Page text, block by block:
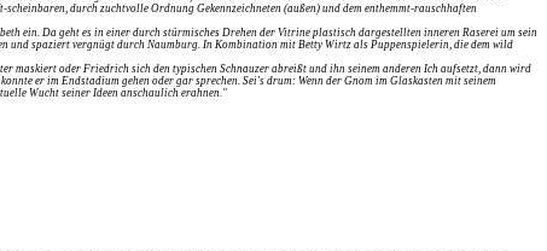
durch zuchtvolle Ordnung Gekennzeichneten (außen) und dem enthemmt-rauschhaften
ein. Da geht es in einer durch stürmisches Drehen der Vitrine plastisch dargestellten inneren Raserei um sein
und spaziert vergnügt durch Naumburg. In Kombination mit Betty Wirtz als Puppenspielerin, die dem wild
maskiert oder Friedrich sich den typischen Schnauzer abreißt und ihn seinem anderen Ich aufsetzt, dann wird
er im Endstadium gehen oder gar sprechen. Sei's drum: Wenn der Gnom im Glaskasten mit seinem
Wucht seiner Ideen anschaulich erahnen."